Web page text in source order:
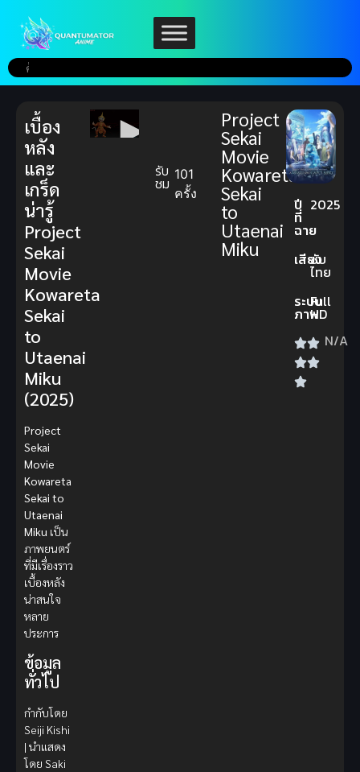
รับ
ชม 101
ครั้ง
Project
Sekai
Movie
Kowareta
Sekai
to
Utaenai
Miku
ปี
ที่
ฉาย
2025
เสียง
ซับ
ไทย
ระบบ
ภาพ
Full
HD
N/A
เบื้อง
หลัง
และ
เกร็ด
น่ารู้
Project
Sekai
Movie
Kowareta
Sekai
to
Utaenai
Miku
(2025)
Project
Sekai
Movie
Kowareta
Sekai to
Utaenai
Miku เป็น
ภาพยนตร์
ที่มีเรื่องราว
เบื้องหลัง
น่าสนใจ
หลาย
ประการ
ข้อมูล
ทั่วไป
กำกับโดย
Seiji Kishi
| นำแสดง
โดย Saki